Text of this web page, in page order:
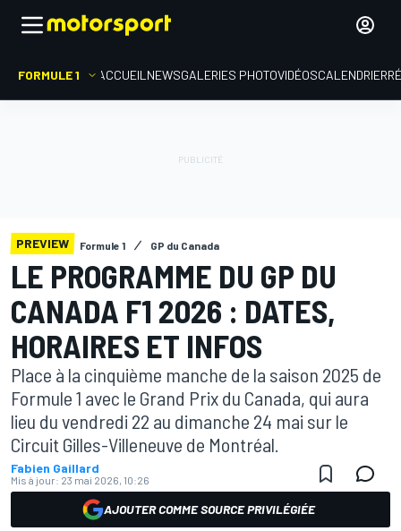
FORMULE 1 ACCUEIL NEWSGALERIES PHOTOVIDÉOSCALENDRIER
PREVIEW Formule 1 GP du Canada
LE PROGRAMME DU GP DU
CANADA F1 2026 : DATES,
HORAIRES ET INFOS
Place à la cinquième manche de la saison 2025 de
Formule 1 avec le Grand Prix du Canada, qui aura
lieu du vendredi 22 au dimanche 24 mai sur le
Circuit Gilles-Villeneuve de Montréal.
Fabien Gaillard
Mis à jour: 23 mai 2026, 10:26
AJOUTER COMME SOURCE PRIVILÉGIÉE